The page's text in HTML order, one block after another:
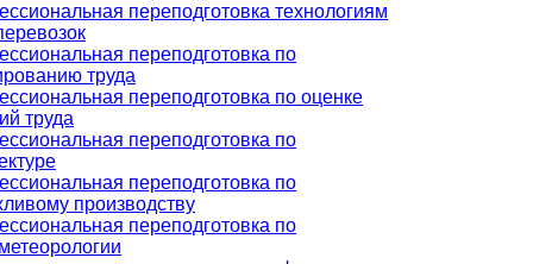
переподготовка технологиям
переподготовка по
труда
переподготовка по оценке
труда
переподготовка по
переподготовка по
производству
переподготовка по